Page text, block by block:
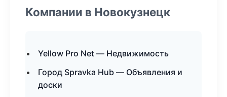
Компании в Новокузнецк
Yellow Pro Net — Недвижимость
Город Spravka Hub — Объявления и
доски